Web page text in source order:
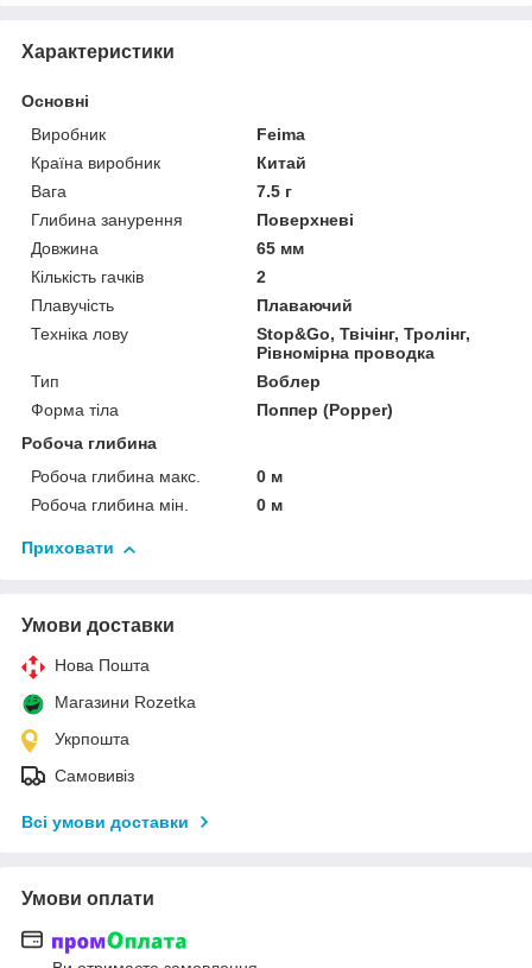
Характеристики
Основні
Виробник
Feima
Країна виробник
Китай
Вага
7.5 г
Глибина занурення
Поверхневі
Довжина
65 мм
Кількість гачків
2
Плавучість
Плаваючий
Техніка лову
Stop&Go, Твічінг, Тролінг,
Рівномірна проводка
Тип
Воблер
Форма тіла
Поппер (Popper)
Робоча глибина
Робоча глибина макс.
0 м
Робоча глибина мін.
0 м
Приховати
Умови доставки
Нова Пошта
Магазини Rozetka
Укрпошта
Самовивіз
Всі умови доставки
Умови оплати